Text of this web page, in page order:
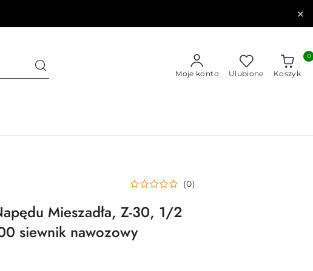
Moje konto Ulubione Koszyk
0
(0)
Mieszadła, Z-30, 1/2
siewnik nawozowy